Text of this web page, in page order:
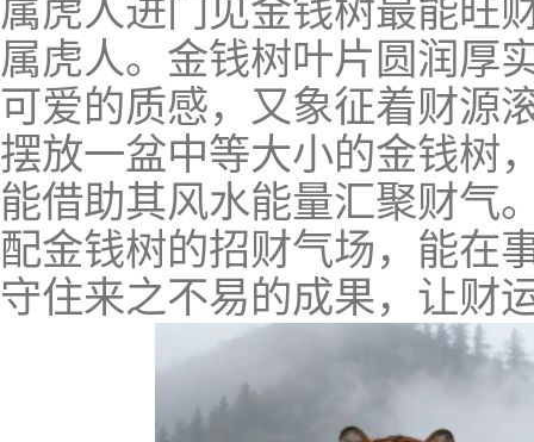
属虎人进门见金钱树最能旺
属虎人。金钱树叶片圆润厚
可爱的质感，又象征着财源
摆放一盆中等大小的金钱树
能借助其风水能量汇聚财气
配金钱树的招财气场，能在
守住来之不易的成果，让财